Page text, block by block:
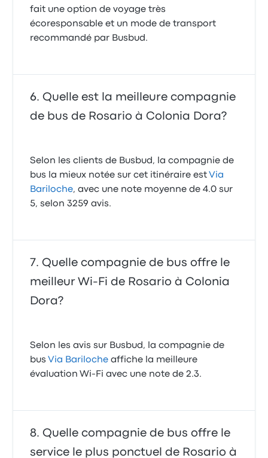
fait une option de voyage très
écoresponsable et un mode de transport
recommandé par Busbud.
Quelle est la meilleure compagnie
de bus de Rosario à Colonia Dora?
Selon les clients de Busbud, la compagnie de
bus la mieux notée sur cet itinéraire estVia
Bariloche, avec une note moyenne de 4.0 sur
5, selon 3259 avis.
Quelle compagnie de bus offre le
meilleur Wi-Fi de Rosario à Colonia
Dora?
Selon les avis sur Busbud, la compagnie de
busVia Bariloche affiche la meilleure
évaluation Wi-Fi avec une note de 2.3.
Quelle compagnie de bus offre le
service le plus ponctuel de Rosario à